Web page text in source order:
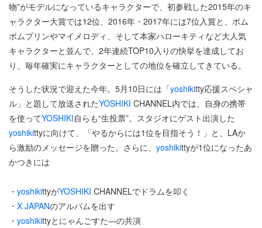
物”がモデルになっているキャラクターで、初参戦した2015年のキ
ャラクター大賞では12位、2016年・2017年には7位入賞と、ポム
ポムプリンやマイメロディ、そして本家ハローキティなど大人気
キャラクターと並んで、2年連続TOP10入りの快挙を達成してお
り、毎年確実にキャラクターとしての地位を確立してきている。
そうした状況で迎えた今年。5月10日には「yoshikitty応援スペシャ
ル」と題して放送されたYOSHIKI CHANNEL内では、自身の携帯
を使ってYOSHIKI自らも“生投票”。スタジオにゲスト出演した
yoshikittyに向けて、「やるからには1位を目指そう！」と、LAか
ら激励のメッセージを贈った。さらに、 yoshikittyが1位になったあ
かつきには
・ yoshikittyがYOSHIKI CHANNELでドラムを叩く
・ X JAPANのアルバムを出す
・ yoshikittyとにゃんごすた―の共演